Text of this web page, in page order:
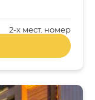
2-x мест. номер